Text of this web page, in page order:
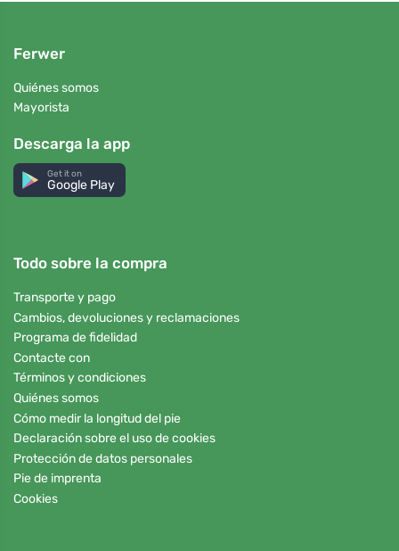
Ferwer
Quiénes somos
Mayorista
Descarga la app
Get it on
Google Play
Todo sobre la compra
Transporte y pago
Cambios, devoluciones y reclamaciones
Programa de fidelidad
Contacte con
Términos y condiciones
Quiénes somos
Cómo medir la longitud del pie
Declaración sobre el uso de cookies
Protección de datos personales
Pie de imprenta
Cookies